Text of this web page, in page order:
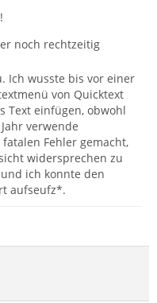
noch rechtzeitig
Ich wusste bis vor einer
von Quicktext
Text einfügen, obwohl
verwende
Fehler gemacht,
widersprechen zu
ich konnte den
aufseufz*.